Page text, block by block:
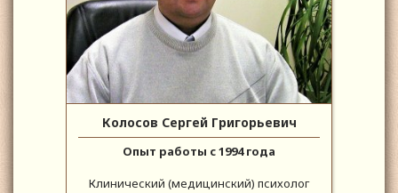
Колосов Сергей Григорьевич
Опыт работы с 1994 года
Клинический (медицинский) психолог